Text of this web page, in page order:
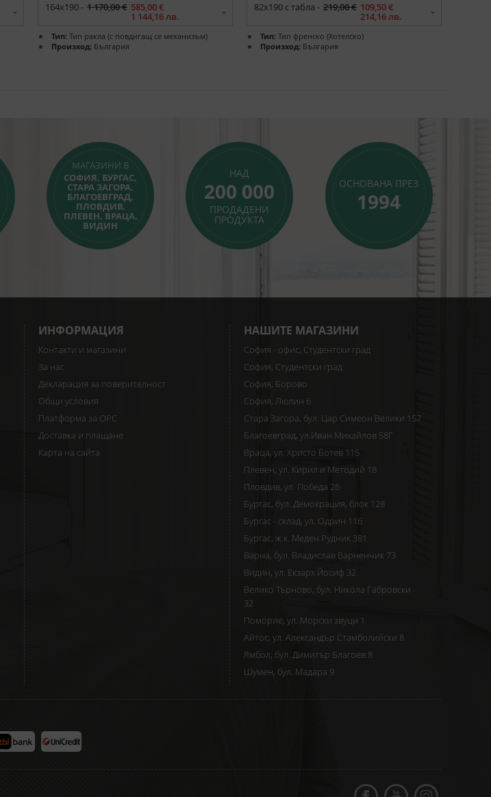
164x190 - 1 170,00 € 585,00 €
1 144,16 лв.
Тип: Тип ракла (с повдигащ се механизъм)
Произход: България
82х190 с табла - 219,00 € 109,50 €
214,16 лв.
Тип: Тип френско (Хотелско)
Произход: България
МАГАЗИНИ В
СОФИЯ, БУРГАС,
СТАРА ЗАГОРА,
БЛАГОЕВГРАД,
ПЛОВДИВ,
ПЛЕВЕН, ВРАЦА,
ВИДИН
НАД
200 000
ПРОДАДЕНИ
ПРОДУКТА
ОСНОВАНА ПРЕЗ
1994
ИНФОРМАЦИЯ
Контакти и магазини
За нас
Декларация за поверителност
Общи условия
Платформа за ОРС
Доставка и плащане
Карта на сайта
НАШИТЕ МАГАЗИНИ
София - офис, Студентски град
София, Студентски град
София, Борово
София, Люлин 6
Стара Загора, бул. Цар Симеон Велики 157
Благоевград, ул.Иван Михайлов 58Г
Враца, ул. Христо Ботев 115
Плевен, ул. Кирил и Методий 18
Пловдив, ул. Победа 26
Бургас, бул. Демокрация, блок 128
Бургас - склад, ул. Одрин 116
Бургас, ж.к. Меден Рудник 381
Варна, бул. Владислав Варненчик 73
Видин, ул. Екзарх Йосиф 32
Велико Търново, бул. Никола Габровски
32
Поморие, ул. Морски звуци 1
Айтос, ул. Александър Стамболийски 8
Ямбол, бул. Димитър Благоев 8
Шумен, бул. Мадара 9